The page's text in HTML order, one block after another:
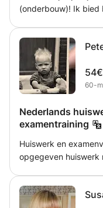
(onderbouw)! Ik bied
zelfvertrouwen te
formules,
ik ondersteun je met persoonlijke aandacht en effectieve
leermethoden.
54€
60-
Nederlands huiswerkbegeleidingen en
examentraining
Huiswerk en
opgegeven huiswerk
begrijpen en de